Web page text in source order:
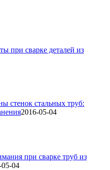
при сварке деталей из
стенок стальных труб:
2016-05-04
при сварке труб из
05-04